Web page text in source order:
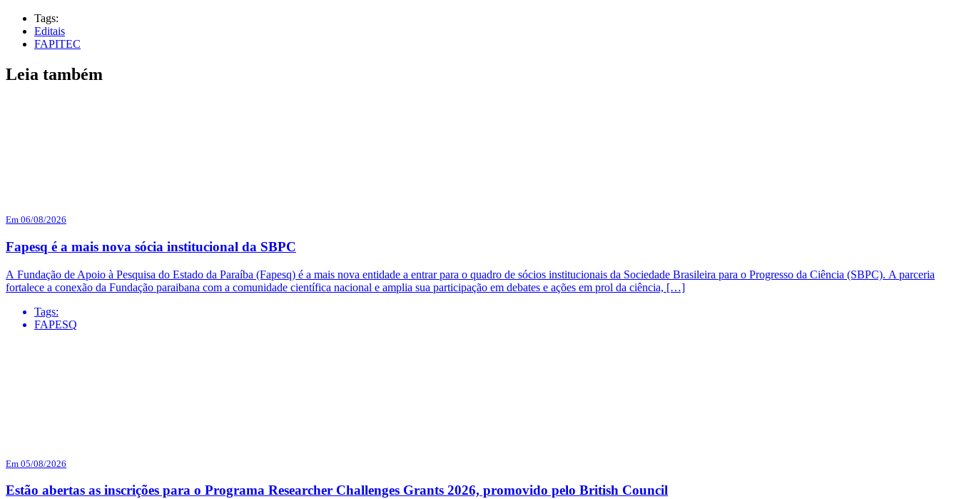
Tags:
Editais
FAPITEC
Leia também
Em 06/08/2026
Fapesq é a mais nova sócia institucional da SBPC
A Fundação de Apoio à Pesquisa do Estado da Paraíba (Fapesq) é a mais nova entidade a entrar para o quadro de sócios institucionais da Sociedade Brasileira para o Progresso da Ciência (SBPC). A parceria
fortalece a conexão da Fundação paraibana com a comunidade científica nacional e amplia sua participação em debates e ações em prol da ciência, […]
Tags:
FAPESQ
Em 05/08/2026
Estão abertas as inscrições para o Programa Researcher Challenges Grants 2026, promovido pelo British Council